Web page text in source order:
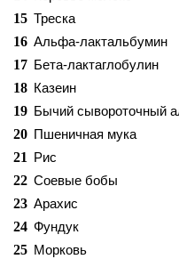
15 Треска
16 Альфа-лактальбумин
17 Бета-лактаглобулин
18 Казеин
19 Бычий сывороточный
20 Пшеничная мука
21 Рис
22 Соевые бобы
23 Арахис
24 Фундук
25 Морковь